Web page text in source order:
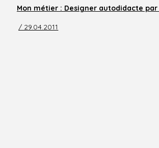
Mon métier : Designer autodidacte
/ 29.04.2011